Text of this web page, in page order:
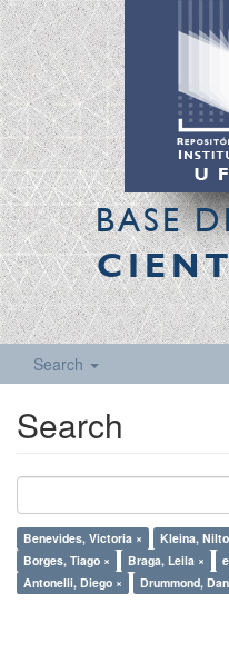
BASE
Search
Search
Benevides, Victoria × Kleina,
Borges, Tiago ×
Braga, Leila ×
Antonelli, Diego ×
Drummond,